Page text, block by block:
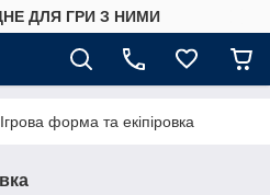
ДЛЯ ГРИ З НИМИ
Ігрова форма та екіпіровка